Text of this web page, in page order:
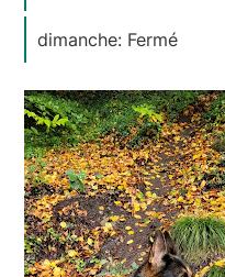
dimanche: Fermé